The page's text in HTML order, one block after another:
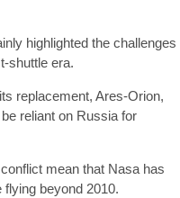
highlighted the challenges
shuttle era.
replacement, Ares-Orion,
reliant on Russia for
mean that Nasa has
beyond 2010.